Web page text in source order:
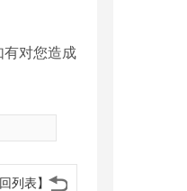
有对您造成
回列表】